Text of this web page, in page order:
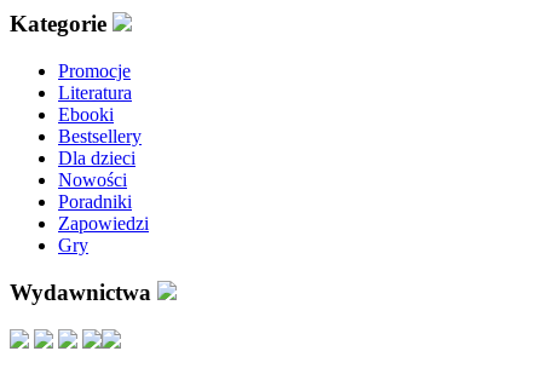
Kategorie
Promocje
Literatura
Ebooki
Bestsellery
Dla dzieci
Nowości
Poradniki
Zapowiedzi
Gry
Wydawnictwa